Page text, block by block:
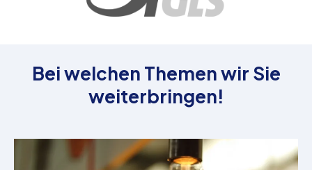
Bei welchen Themen wir Sie
weiterbringen!